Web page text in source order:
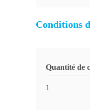
Conditions
Quantité de
1